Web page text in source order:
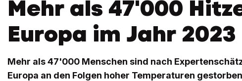
Mehr als 47'000
Europa im Jahr 2023
Mehr als 47'000 Menschen sind nach
Europa an den Folgen hoher Temperaturen